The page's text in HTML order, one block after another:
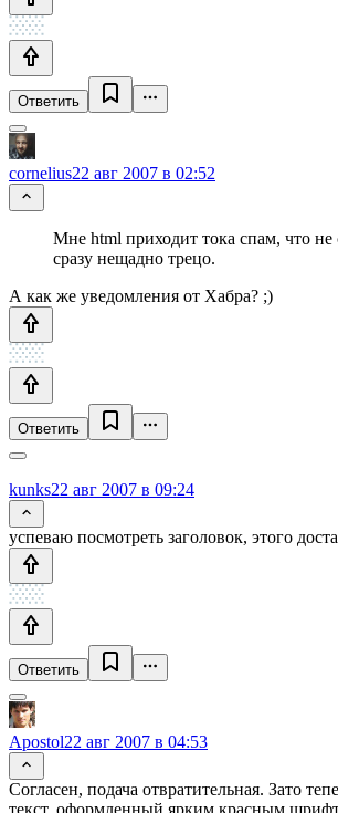
Ответить
cornelius22 авг 2007 в 02:52
Мне html приходит тока спам, что не
сразу нещадно трецо.
А как же уведомления от Хабра? ;)
Ответить
kunks22 авг 2007 в 09:24
успеваю посмотреть заголовок, этого
Ответить
Apostol22 авг 2007 в 04:53
Согласен, подача отвратительная. Зато
текст, оформленный ярким красным